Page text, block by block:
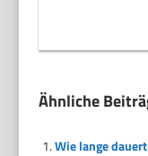
Ähnliche
Wie lange